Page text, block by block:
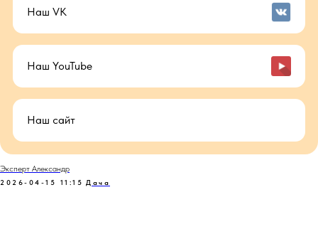
Наш VK
Наш YouTube
Наш сайт
Эксперт Александр
2026-04-15 11:15 Дача